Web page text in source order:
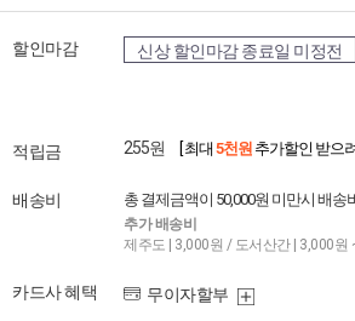
할인마감 신상 할인마감 종료일 미정전
적립금 255원 [ 최대 5천원 추가할인 받으
배송비 총 결제금액이 50,000원 미만시 배송
추가 배송비
제주도 | 3,000원 / 도서산간 | 3,000원
카드사 혜택 무이자할부